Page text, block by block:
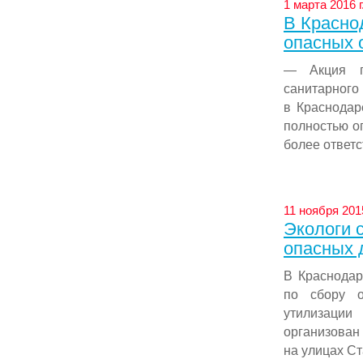
1 марта 2016
В
опасных
— Акция
в
полностью
более
11 ноября
Экологи
опасных
В
по сбору
на улицах